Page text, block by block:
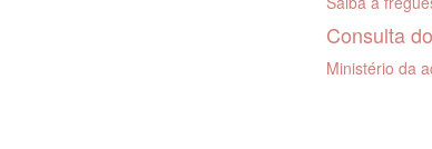
Consulta
Ministério da